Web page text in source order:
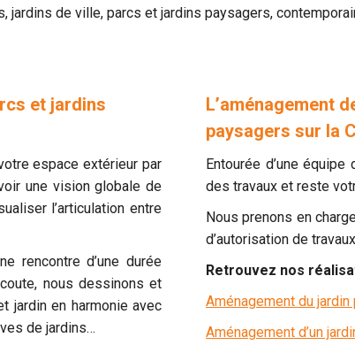
jardins de ville, parcs et jardins paysagers,
et jardins
espace extérieur par
une vision globale de
l’articulation entre
rencontre d’une durée
nous dessinons et
jardin en harmonie avec
de jardins…
L’aménagement
paysagers sur la
Entourée d’une
des travaux et reste
Nous prenons en
d’autorisation de
Retrouvez nos
Aménagement du
Aménagement d’un